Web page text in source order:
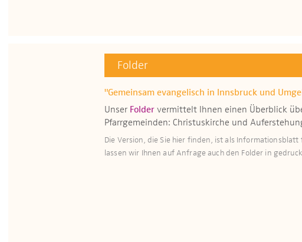
Folder
"Gemeinsam evangelisch in Innsbruck und
Unser Folder vermittelt Ihnen einen Überblick
Pfarrgemeinden: Christuskirche und
Die Version, die Sie hier finden, ist als
lassen wir Ihnen auf Anfrage auch den Folder in